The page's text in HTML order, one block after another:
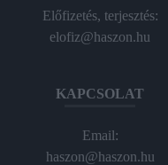
Előfizetés, terjesztés:
elofiz@haszon.hu
KAPCSOLAT
Email:
haszon@haszon.hu